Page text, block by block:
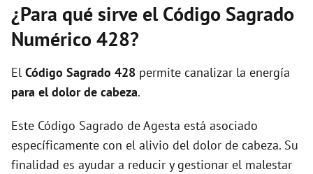
¿Para qué sirve el Código Sagrado
Numérico 428?
El Código Sagrado 428 permite canalizar la energía
para el dolor de cabeza.
Este Código Sagrado de Agesta está asociado
específicamente con el alivio del dolor de cabeza. Su
finalidad es ayudar a reducir y gestionar el malestar